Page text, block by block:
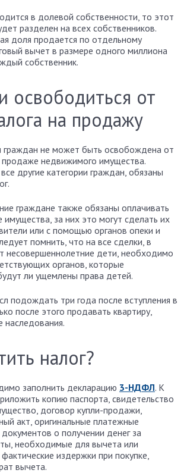
в долевой собственности, то этот
разделен на всех собственников.
доля продается по отдельному
вычет в размере одного миллиона
собственник.
освободиться от
на продажу
граждан не может быть освобождена от
продаже недвижимого имущества.
другие категории граждан, обязаны
граждане также обязаны оплачивать
за них это могут сделать их
или с помощью органов опеки и
помнить, что на все сделки, в
несовершеннолетние дети, необходимо
органов, которые
ли ущемлены права детей.
подождать три года после вступления в
после этого продавать квартиру,
наследования.
налог?
заполнить декларацию 3-НДФЛ. К
копию паспорта, свидетельство
договор купли-продажи,
акт, оригинальные платежные
о получении денег за
необходимые для вычета или
издержки при покупке,
вычета.